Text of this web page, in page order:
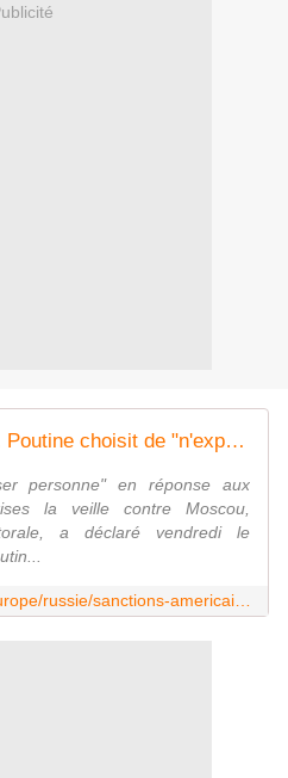
Sanctions américaines. Poutine choisit de "n'expulser personne"
personne" en réponse aux
la veille contre Moscou,
a déclaré vendredi le